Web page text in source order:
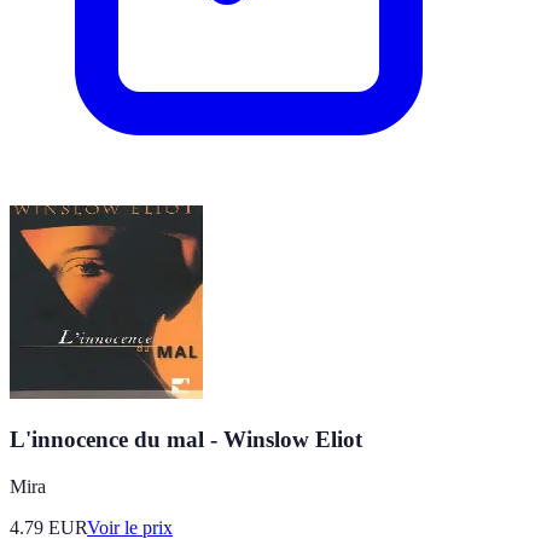
L'innocence du mal - Winslow Eliot
Mira
4.79 EURVoir le prix